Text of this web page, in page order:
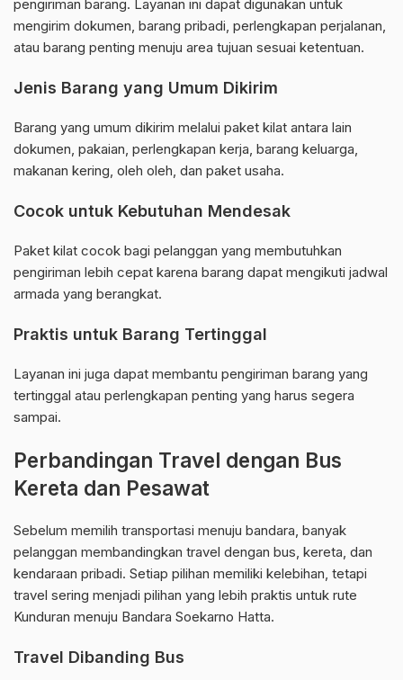
pengiriman barang. Layanan ini dapat digunakan untuk
mengirim dokumen, barang pribadi, perlengkapan perjalanan,
atau barang penting menuju area tujuan sesuai ketentuan.
Jenis Barang yang Umum Dikirim
Barang yang umum dikirim melalui paket kilat antara lain
dokumen, pakaian, perlengkapan kerja, barang keluarga,
makanan kering, oleh oleh, dan paket usaha.
Cocok untuk Kebutuhan Mendesak
Paket kilat cocok bagi pelanggan yang membutuhkan
pengiriman lebih cepat karena barang dapat mengikuti jadwal
armada yang berangkat.
Praktis untuk Barang Tertinggal
Layanan ini juga dapat membantu pengiriman barang yang
tertinggal atau perlengkapan penting yang harus segera
sampai.
Perbandingan Travel dengan Bus
Kereta dan Pesawat
Sebelum memilih transportasi menuju bandara, banyak
pelanggan membandingkan travel dengan bus, kereta, dan
kendaraan pribadi. Setiap pilihan memiliki kelebihan, tetapi
travel sering menjadi pilihan yang lebih praktis untuk rute
Kunduran menuju Bandara Soekarno Hatta.
Travel Dibanding Bus